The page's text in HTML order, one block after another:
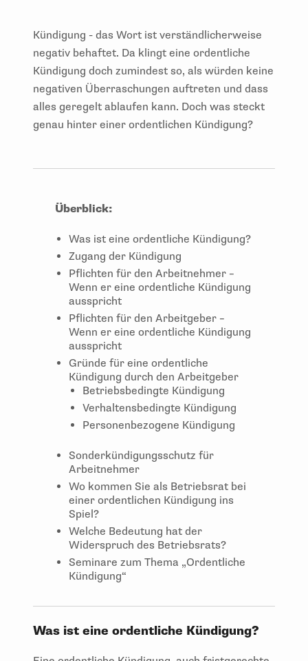
Kündigung - das Wort ist verständlicherweise
negativ behaftet. Da klingt eine ordentliche
Kündigung doch zumindest so, als würden keine
negativen Überraschungen auftreten und dass
alles geregelt ablaufen kann. Doch was steckt
genau hinter einer ordentlichen Kündigung?
Überblick:
Was ist eine ordentliche Kündigung?
Zugang der Kündigung
Pflichten für den Arbeitnehmer –
Wenn er eine ordentliche Kündigung
ausspricht
Pflichten für den Arbeitgeber –
Wenn er eine ordentliche Kündigung
ausspricht
Gründe für eine ordentliche
Kündigung durch den Arbeitgeber
Betriebsbedingte Kündigung
Verhaltensbedingte Kündigung
Personenbezogene Kündigung
Sonderkündigungsschutz für
Arbeitnehmer
Wo kommen Sie als Betriebsrat bei
einer ordentlichen Kündigung ins
Spiel?
Welche Bedeutung hat der
Widerspruch des Betriebsrats?
Seminare zum Thema „Ordentliche
Kündigung“
Was ist eine ordentliche Kündigung?